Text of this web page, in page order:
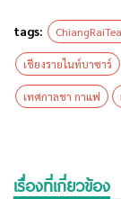
tags:
เชียงรายไนท์บาซาร์
เทศกาลชา กาแฟ
เรื่องที่เกี่ยวข้อง